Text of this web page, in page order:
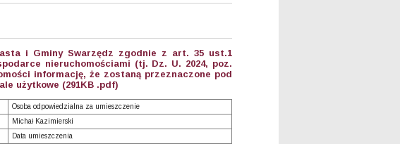
i Gminy Swarzędz zgodnie z art. 35 ust.1
nieruchomościami (tj. Dz. U. 2024, poz.
informację, że zostaną przeznaczone pod
użytkowe (291KB .pdf)
Osoba odpowiedzialna za umieszczenie
Michał Kazimierski
Data umieszczenia